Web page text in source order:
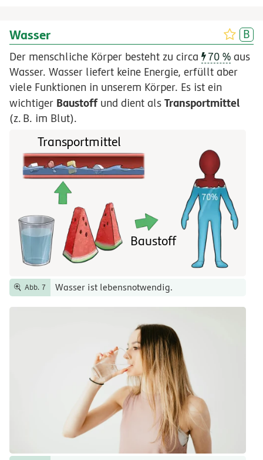
Wasser
Der menschliche Körper besteht zu circa 70 % aus
Wasser. Wasser liefert keine Energie, erfüllt aber
viele Funktionen in unserem Körper. Es ist ein
wichtiger Baustoffund dient als Transportmittel
(z. B. im Blut).
Transportmittel
Baustoff
Abb. 7 Wasser ist lebensnotwendig.